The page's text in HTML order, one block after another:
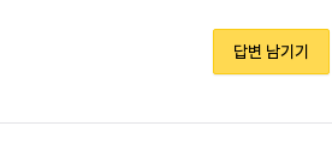
답변 남기기